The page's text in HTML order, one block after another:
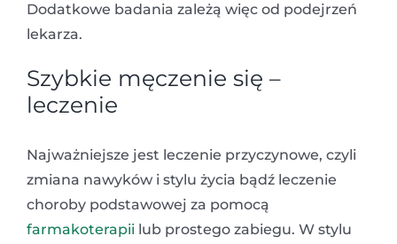
Dodatkowe badania zależą więc od podejrzeń
lekarza.
Szybkie męczenie się –
leczenie
Najważniejsze jest leczenie przyczynowe, czyli
zmiana nawyków i stylu życia bądź leczenie
choroby podstawowej za pomocą
farmakoterapii lub prostego zabiegu. W stylu